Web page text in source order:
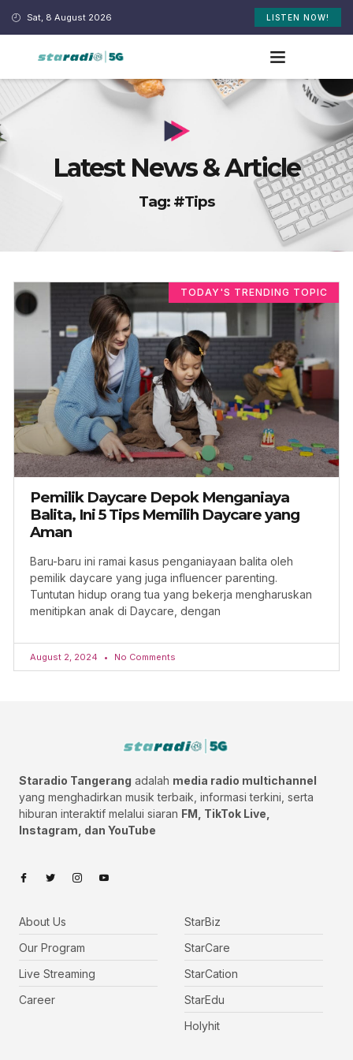
Sat, 8 August 2026 LISTEN NOW!
Latest News & Article
Tag: #tips
TODAY'S TRENDING TOPIC
Pemilik Daycare Depok Menganiaya
Balita, Ini 5 Tips Memilih Daycare yang
Aman
Baru-baru ini ramai kasus penganiayaan balita oleh
pemilik daycare yang juga influencer parenting.
Tuntutan hidup orang tua yang bekerja mengharuskan
menitipkan anak di Daycare, dengan
August 2, 2024 No Comments
Staradio Tangerang adalah media radio multichannel
yang menghadirkan musik terbaik, informasi terkini, serta
hiburan interaktif melalui siaran FM, TikTok Live,
Instagram, dan YouTube
About Us
Our Program
Live Streaming
Career
StarBiz
StarCare
StarCation
StarEdu
Holyhit